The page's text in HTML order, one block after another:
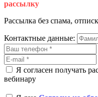
рассылку
Рассылка без спама,
Контактные данные:
Я согласен получать
вебинару